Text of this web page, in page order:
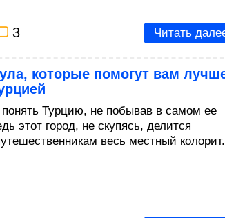
3 Читать
которые помогут вам
Турцию, не побывав в самом ее
этот город, не скупясь, делится
весь местный колорит.